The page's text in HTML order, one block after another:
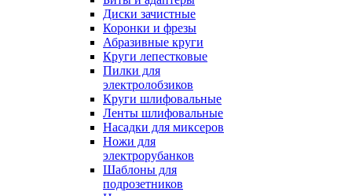
Диски зачистные
Коронки и фрезы
Абразивные круги
Круги лепестковые
Пилки для
электролобзиков
Круги шлифовальные
Ленты шлифовальные
Насадки для миксеров
Ножи для
электрорубанков
Шаблоны для
подрозетников